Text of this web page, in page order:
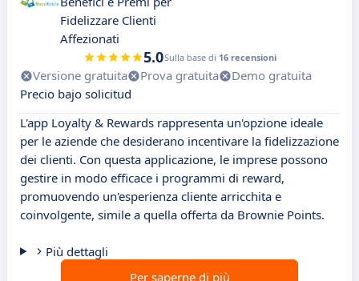
Fidelizzare Clienti
Affezionati
5.0Sulla base di 16 recensioni
Versione gratuita Prova gratuita
Demo gratuita
Precio bajo solicitud
L'app Loyalty & Rewards rappresenta un'opzione ideale
per le aziende che desiderano incentivare la fidelizzazione
dei clienti. Con questa applicazione, le imprese possono
gestire in modo efficace i programmi di reward,
promuovendo un'esperienza cliente arricchita e
coinvolgente, simile a quella offerta da Brownie Points.
Più dettagli
Per saperne di più